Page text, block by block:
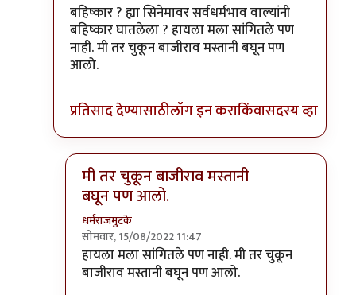
बहिष्कार ? ह्या सिनेमावर सर्वधर्मभाव वाल्यांनी
बहिष्कार घातलेला ? हायला मला सांगितले पण
नाही. मी तर चुकून बाजीराव मस्तानी बघून पण
आलो.
प्रतिसाद देण्यासाठीलॉग इन कराकिंवासदस्य व्हा
मी तर चुकून बाजीराव मस्तानी
बघून पण आलो.
धर्मराजमुटके
सोमवार, 15/08/2022 11:47
In reply toमानकर्णिक, पानिपत , तान्हाजी
हायला मला सांगितले पण नाही. मी तर चुकून
बाजीराव मस्तानी बघून पण आलो.